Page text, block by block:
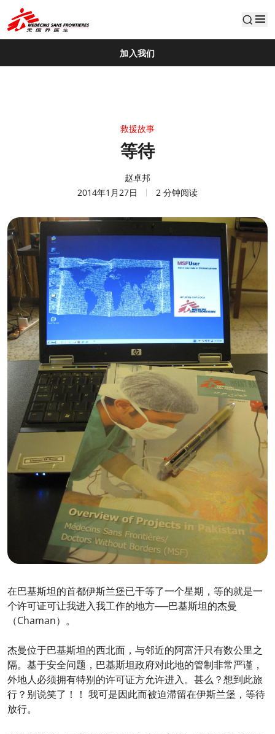
default
加入我们
救援故事
等待
赵卓邦
2014年1月27日
2 分钟阅读
在巴基斯坦的首都伊斯兰堡已干等了一个星期，等的就是一
个许可证可让我进入我工作的地方──巴基斯坦的杰曼
（Chaman）。
杰曼位于巴基斯坦的西北面，与邻近的阿富汗只有数公里之
隔。基于安全问题，巴基斯坦政府对此地的管制非常严谨，
外地人必须拥有特别的许可证方允许进入。甚么？想到此旅
行？别说笑了！！ 我可是因此而被迫滞留在伊斯兰堡，等待
放行。